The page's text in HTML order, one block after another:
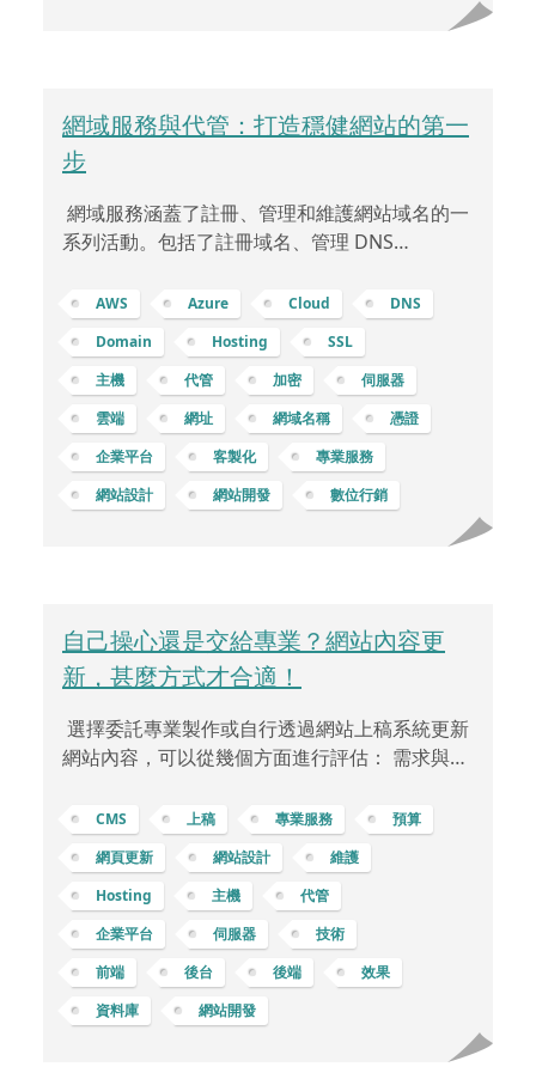
網域服務與代管：打造穩健網站的第一
步
網域服務涵蓋了註冊、管理和維護網站域名的一
系列活動。包括了註冊域名、管理 DNS
網域、以及配置 SSL (Secure Sockets Layer)
等，下面將逐步解釋： 註冊域名：註冊域名是指
在網際網路上獨特的名稱，如「example.com」
或「mybusiness.net」。您可以通過註冊域名服
務提供商 (例如 GoDaddy、Namecheap 等) 購
買域名，這通常是每年支付費用。DNS：域名系
統 (DNS) 是
AWS Azure Cloud
DNS
Domain
Hosting
SSL
主機
代管 加密
伺服器
雲端
網址 網域名稱
憑證
企業平台
客製化
專業服務
網站設計
網站開發 數位行銷
自己操心還是交給專業？網站內容更
新，甚麼方式才合適！
選擇委託專業製作或自行透過網站上稿系統更新
網站內容，可以從幾個方面進行評估： 需求與目
達到的功能、風格和資訊更新的頻率。技術要求
與知識水準：檢視自身或團隊是否具備更新網站
所需的技術和知識水準。維護網站需要熟悉的技
能和專業知識。時間與效率：考慮能夠投入的時
間，以及自行更新網站所需的時間和成本。委託
專業可能會更迅速地完成更新。成本與預算：考
慮委託專業的成本，以及自行更新所需的支出。
評估預算並確定最具成本效益的選擇。技術支援
CMS 上稿 專業服務
預算
網頁更新
網站設計
維護
Hosting
主機
代管
企業平台
伺服器
技術
前端
後台 後端
效果
資料庫
網站開發